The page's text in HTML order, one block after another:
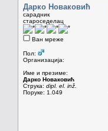
Дарко Новаковић
сарадник
староседелац
Ван мреже
Пол:
Организација:
Име и презиме:
Дарко Новаковић
Струка: dipl. el. inž.
Поруке: 1.049